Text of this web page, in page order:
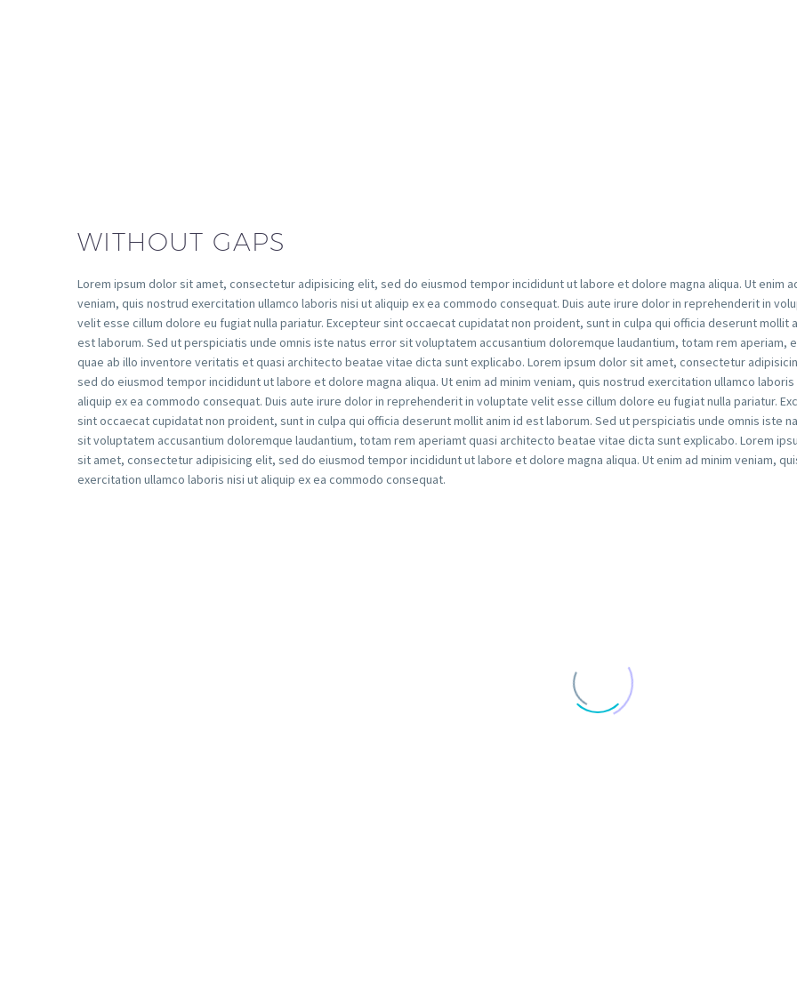
WITHOUT GAPS
Lorem ipsum dolor sit amet, consectetur adipisicing elit, sed do eiusmod tempor incididunt ut labore et dolore magna aliqua. Ut enim
veniam, quis nostrud exercitation ullamco laboris nisi ut aliquip ex ea commodo consequat. Duis aute irure dolor in reprehenderit in
velit esse cillum dolore eu fugiat nulla pariatur. Excepteur sint occaecat cupidatat non proident, sunt in culpa qui officia deserunt mollit
est laborum. Sed ut perspiciatis unde omnis iste natus error sit voluptatem accusantium doloremque laudantium, totam rem aperiam,
quae ab illo inventore veritatis et quasi architecto beatae vitae dicta sunt explicabo. Lorem ipsum dolor sit amet, consectetur
sed do eiusmod tempor incididunt ut labore et dolore magna aliqua. Ut enim ad minim veniam, quis nostrud exercitation ullamco laboris
aliquip ex ea commodo consequat. Duis aute irure dolor in reprehenderit in voluptate velit esse cillum dolore eu fugiat nulla pariatur.
sint occaecat cupidatat non proident, sunt in culpa qui officia deserunt mollit anim id est laborum. Sed ut perspiciatis unde omnis iste
sit voluptatem accusantium doloremque laudantium, totam rem aperiamt quasi architecto beatae vitae dicta sunt explicabo. Lorem
sit amet, consectetur adipisicing elit, sed do eiusmod tempor incididunt ut labore et dolore magna aliqua. Ut enim ad minim veniam,
exercitation ullamco laboris nisi ut aliquip ex ea commodo consequat.